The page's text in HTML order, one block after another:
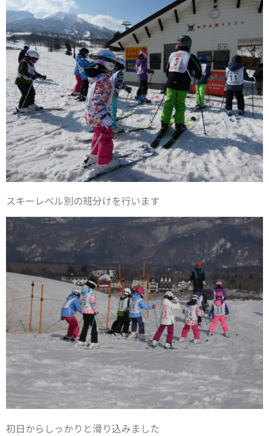
スキーレベル別の班分けを行います
初日からしっかりと滑り込みました